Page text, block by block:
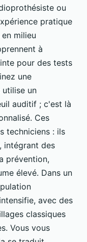
ou
pratique
milieu
à
pour des tests
une
un
auditif ; c'est là
Ces
techniciens : ils
intégrant des
prévention,
élevé. Dans un
avec des
classiques
Vous vous